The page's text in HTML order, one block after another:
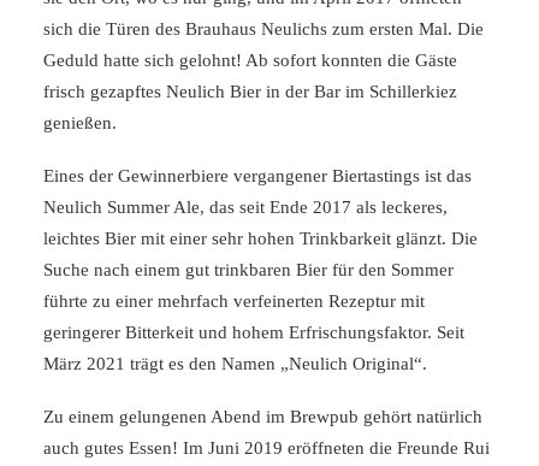
sich die Türen des Brauhaus Neulichs zum ersten Mal. Die
Geduld hatte sich gelohnt! Ab sofort konnten die Gäste
frisch gezapftes Neulich Bier in der Bar im Schillerkiez
genießen.
Eines der Gewinnerbiere vergangener Biertastings ist das
Neulich Summer Ale, das seit Ende 2017 als leckeres,
leichtes Bier mit einer sehr hohen Trinkbarkeit glänzt. Die
Suche nach einem gut trinkbaren Bier für den Sommer
führte zu einer mehrfach verfeinerten Rezeptur mit
geringerer Bitterkeit und hohem Erfrischungsfaktor. Seit
März 2021 trägt es den Namen „Neulich Original“.
Zu einem gelungenen Abend im Brewpub gehört natürlich
auch gutes Essen! Im Juni 2019 eröffneten die Freunde Rui